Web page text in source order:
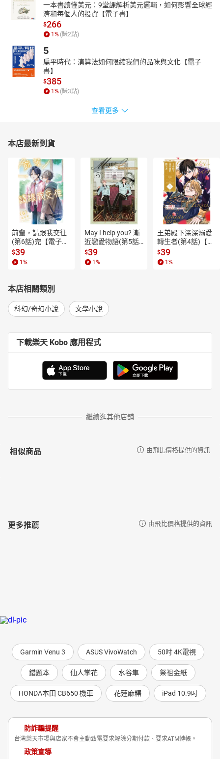
一本書讀懂美元：9堂課解析美元邏輯，如何影響全球經
濟和每個人的投資【電子書】
$266
1% (賺2點)
5
扁平時代：演算法如何限縮我們的品味與文化【電子
書】
$385
1% (賺3點)
查看更多
本店最新到貨
前輩，請跟我交往
(第6話)完【電子
書】
$39
1 %
May I help you? 漸
近戀愛物語(第5話)
【電子書】
$39
1 %
王弟殿下深深溺愛
轉生者(第4話)【電
子書】
$39
1 %
本店相關類別
科幻/奇幻小說 文學小說
下載樂天 Kobo 應用程式
繼續逛其他店舖
相似商品 由飛比價格提供的資訊
更多推薦 由飛比價格提供的資訊
Garmin Venu 3 ASUS VivoWatch 50吋 4K電視
錯題本 仙人掌花 水谷隼 祭祖金紙
HONDA本田 CB650 機車 花蓮麻糬 iPad 10.9吋
防詐騙提醒
台灣樂天市場與店家不會主動致電要求解除分期付款、要求ATM轉帳。
政策宣導